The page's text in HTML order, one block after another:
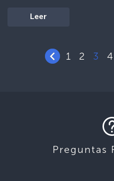
Leer
1 2 3 4
Preguntas